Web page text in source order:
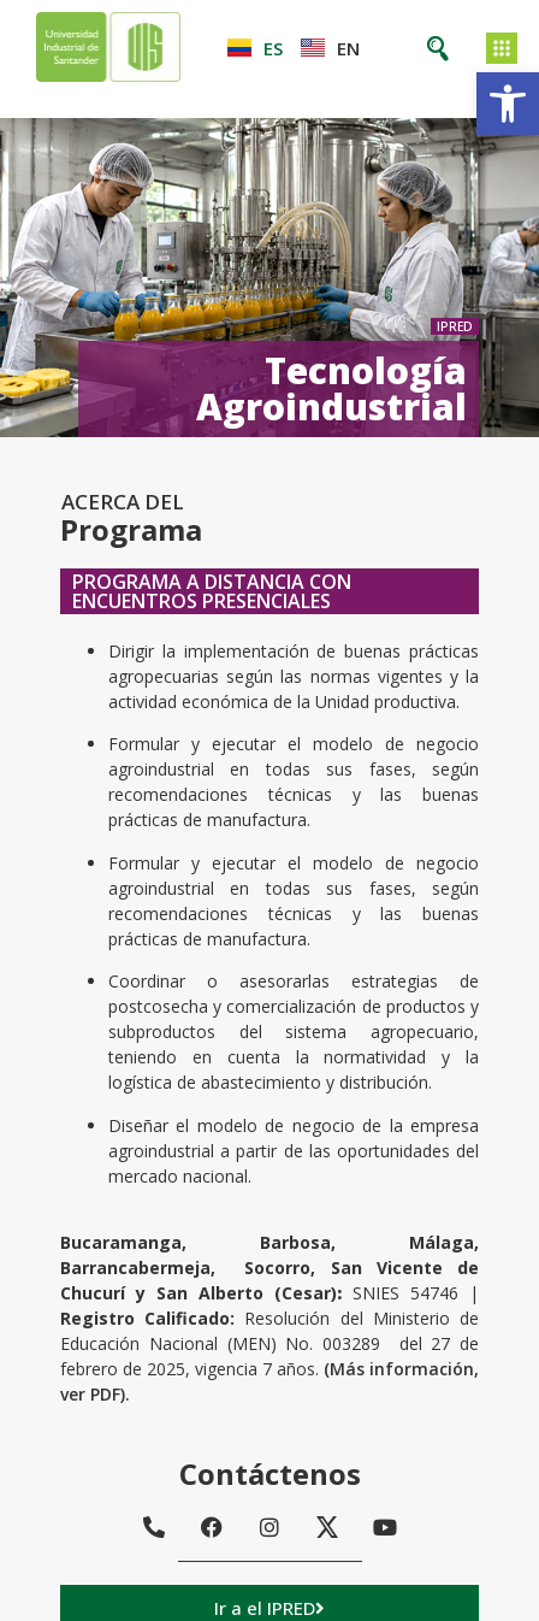
ES EN
IPRED
Tecnología
Agroindustrial
ACERCA DEL
Programa
PROGRAMA A DISTANCIA CON
ENCUENTROS PRESENCIALES
Dirigir la implementación de buenas prácticas
agropecuarias según las normas vigentes y la
actividad económica de la Unidad productiva.
Formular y ejecutar el modelo de negocio
agroindustrial en todas sus fases, según
recomendaciones técnicas y las buenas
prácticas de manufactura.
Formular y ejecutar el modelo de negocio
agroindustrial en todas sus fases, según
recomendaciones técnicas y las buenas
prácticas de manufactura.
Coordinar o asesorarlas estrategias de
postcosecha y comercialización de productos y
subproductos del sistema agropecuario,
teniendo en cuenta la normatividad y la
logística de abastecimiento y distribución.
Diseñar el modelo de negocio de la empresa
agroindustrial a partir de las oportunidades del
mercado nacional.
Bucaramanga, Barbosa, Málaga,
Barrancabermeja, Socorro, San Vicente de
Chucurí y San Alberto (Cesar): SNIES 54746 |
Registro Calificado: Resolución del Ministerio de
Educación Nacional (MEN) No. 003289 del 27 de
febrero de 2025, vigencia 7 años. (Más información,
ver PDF).
Contáctenos
Ir a el IPRED